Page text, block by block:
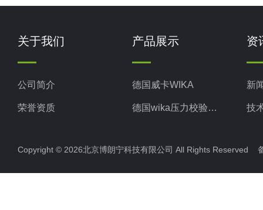
关于我们
公司简介
荣誉资质
产品展示
德国威卡WIKA
德国wika压力校验系统
美国固瑞克GRACO
意大利ELETTROTEC压力开关
资
新
技
Copyright © 2026北京博朗宁科技有限公司 All Rights Reserved